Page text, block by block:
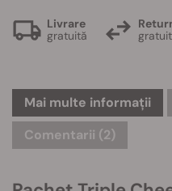
Livrare
gratuită
Mai multe informații
Comentarii (2)